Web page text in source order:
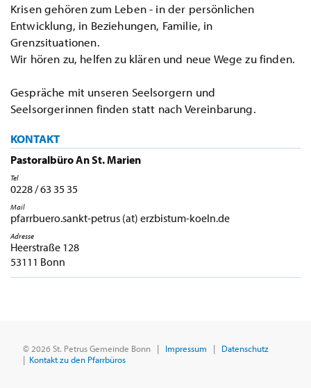
Krisen gehören zum Leben - in der persönlichen
Entwicklung, in Beziehungen, Familie, in
Grenzsituationen.
Wir hören zu, helfen zu klären und neue Wege zu finden.
Gespräche mit unseren Seelsorgern und
Seelsorgerinnen finden statt nach Vereinbarung.
KONTAKT
Pastoralbüro An St. Marien
Tel
0228 / 63 35 35
Mail
pfarrbuero.sankt-petrus (at) erzbistum-koeln.de
Adresse
Heerstraße 128
53111 Bonn
© 2026 St. Petrus Gemeinde Bonn | Impressum | Datenschutz
| Kontakt zu den Pfarrbüros